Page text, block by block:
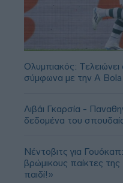
Ολυμπιακός:
σύμφωνα με την A Bola
Λιβάι Γκαρσία -
δεδομένα του
Νέντοβιτς για
βρώμικους παίκτες
παιδί!»